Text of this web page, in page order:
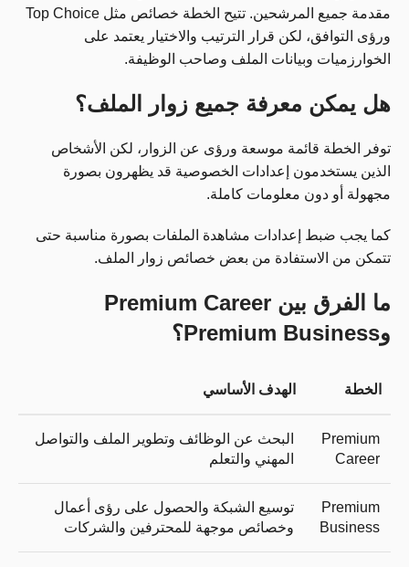
مقدمة جميع المرشحين. تتيح الخطة خصائص مثل Top Choice
ورؤى التوافق، لكن قرار الترتيب والاختيار يعتمد على
الخوارزميات وبيانات الملف وصاحب الوظيفة.
هل يمكن معرفة جميع زوار الملف؟
توفر الخطة قائمة موسعة ورؤى عن الزوار، لكن الأشخاص
الذين يستخدمون إعدادات الخصوصية قد يظهرون بصورة
مجهولة أو دون معلومات كاملة.
كما يجب ضبط إعدادات مشاهدة الملفات بصورة مناسبة حتى
تتمكن من الاستفادة من بعض خصائص زوار الملف.
ما الفرق بين Premium Career
وPremium Business؟
الخطة الهدف الأساسي
Premium
Career
البحث عن الوظائف وتطوير الملف والتواصل
المهني والتعلم
Premium
Business
توسيع الشبكة والحصول على رؤى أعمال
وخصائص موجهة للمحترفين والشركات